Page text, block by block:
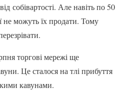
собівартості. Але навіть по 50
не можуть їх продати. Тому
торгові мережі ще
Це сталося на тлі прибуття
кавунами.